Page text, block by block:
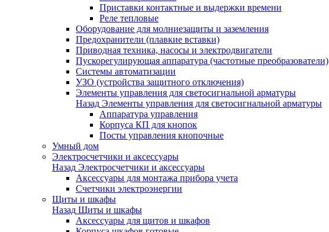
Приставки контактные и выдержки времени
Реле тепловые
Оборудование для молниезащиты и заземления
Предохранители (плавкие вставки)
Приводная техника, насосы и электродвигатели
Пускорегулирующая аппаратура (частотные преобразователи)
Системы автоматизации
УЗО (устройства защитного отключения)
Элементы управления для светосигнальной арматуры
Назад Элементы управления для светосигнальной арматуры
Аппаратура управления
Корпуса КП для кнопок
Посты управления кнопочные
Умный дом
Электросчетчики и аксессуары
Назад Электросчетчики и аксессуары
Аксессуары для монтажа прибора учета
Счетчики электроэнергии
Щиты и шкафы
Назад Щиты и шкафы
Аксессуары для щитов и шкафов